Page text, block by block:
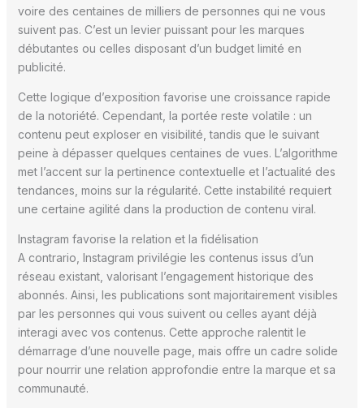
voire des centaines de milliers de personnes qui ne vous
suivent pas. C’est un levier puissant pour les marques
débutantes ou celles disposant d’un budget limité en
publicité.
Cette logique d’exposition favorise une croissance rapide
de la notoriété. Cependant, la portée reste volatile : un
contenu peut exploser en visibilité, tandis que le suivant
peine à dépasser quelques centaines de vues. L’algorithme
met l’accent sur la pertinence contextuelle et l’actualité des
tendances, moins sur la régularité. Cette instabilité requiert
une certaine agilité dans la production de contenu viral.
Instagram favorise la relation et la fidélisation
A contrario, Instagram privilégie les contenus issus d’un
réseau existant, valorisant l’engagement historique des
abonnés. Ainsi, les publications sont majoritairement visibles
par les personnes qui vous suivent ou celles ayant déjà
interagi avec vos contenus. Cette approche ralentit le
démarrage d’une nouvelle page, mais offre un cadre solide
pour nourrir une relation approfondie entre la marque et sa
communauté.